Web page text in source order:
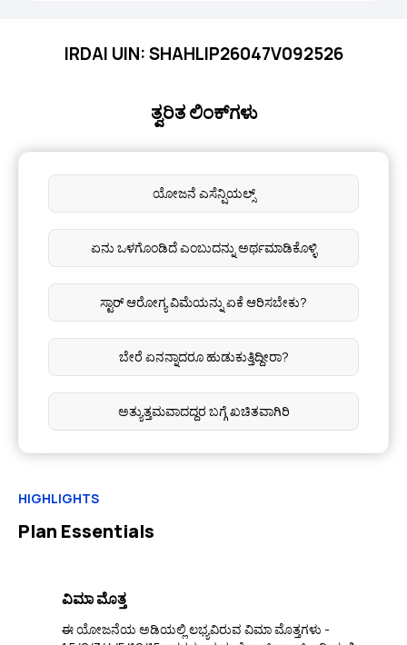
IRDAI UIN: SHAHLIP26047V092526
ತ್ವರಿತ ಲಿಂಕ್‌ಗಳು
ಯೋಜನೆ ಎಸೆನ್ಷಿಯಲ್ಸ್
ಏನು ಒಳಗೊಂಡಿದೆ ಎಂಬುದನ್ನು ಅರ್ಥಮಾಡಿಕೊಳ್ಳಿ
ಸ್ಟಾರ್ ಆರೋಗ್ಯ ವಿಮೆಯನ್ನು ಏಕೆ ಆರಿಸಬೇಕು?
ಬೇರೆ ಏನನ್ನಾದರೂ ಹುಡುಕುತ್ತಿದ್ದೀರಾ?
ಅತ್ಯುತ್ತಮವಾದದ್ದರ ಬಗ್ಗೆ ಖಚಿತವಾಗಿರಿ
HIGHLIGHTS
Plan Essentials
ವಿಮಾ ಮೊತ್ತ
ಈ ಯೋಜನೆಯ ಅಡಿಯಲ್ಲಿ ಲಭ್ಯವಿರುವ ವಿಮಾ ಮೊತ್ತಗಳು -